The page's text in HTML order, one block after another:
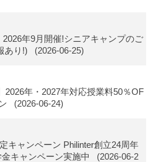
2026年9月開催!シニアキャンプのご
あり!) (2026-06-25)
2026年・2027年対応授業料50％OF
(2026-06-24)
キャンペーン Philinter創立24周年
キャンペーン実施中
(2026-06-2